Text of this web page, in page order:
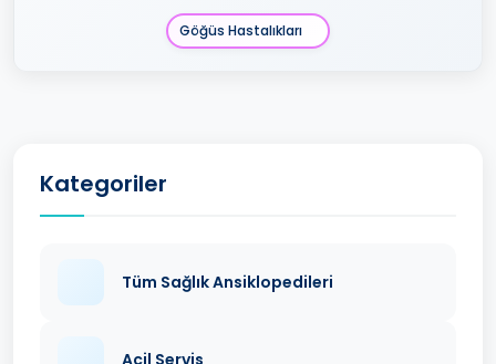
Göğüs Hastalıkları
Kategoriler
Tüm Sağlık Ansiklopedileri
Acil Servis